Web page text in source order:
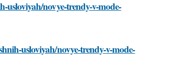
usloviyah/novye-trendy-v-mode-
usloviyah/novye-trendy-v-mode-